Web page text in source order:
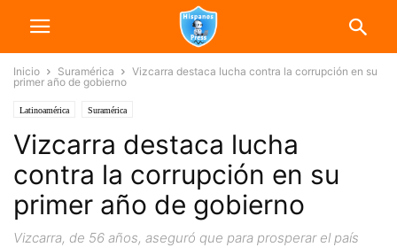
Inicio Suramérica
Vizcarra destaca lucha contra la corrupción en su
primer año de gobierno
Latinoamérica Suramérica
Vizcarra destaca lucha
contra la corrupción en su
primer año de gobierno
Vizcarra, de 56 años, aseguró que para prosperar el país